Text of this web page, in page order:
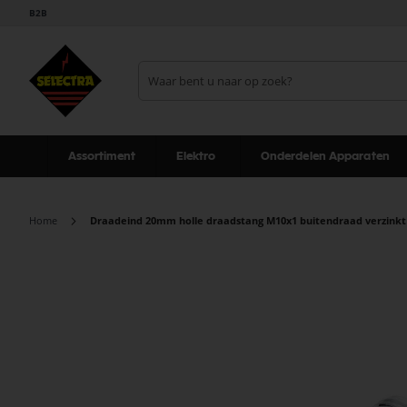
B2B
Assortiment Elektro Onderdelen Apparaten
Home Draadeind 20mm holle draadstang M10x1 buitendraad